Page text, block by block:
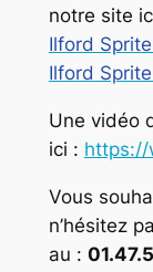
notre site
Ilford
Ilford
Une vidéo
ici : https://
Vous
n’hésitez
au :